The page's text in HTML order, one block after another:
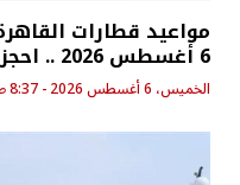
مواعيد قطارات
6 أغسطس 2026 .. احجز تذكرتك الآن
الخميس، 6 أغسطس 2026 - 8:37 ص